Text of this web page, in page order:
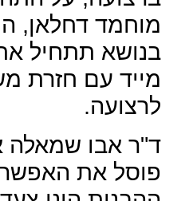
מוחמד דחלאן,
בנושא תתחיל
מייד עם חזרת
לרצועה.
ד"ר אבו שמאלה
פוסל את